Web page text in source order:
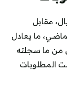
916.78 مليار ريال، مقابل
الماضي، ما يعادل
من ما سجلته
2026، حيث بلغت المطلوبات